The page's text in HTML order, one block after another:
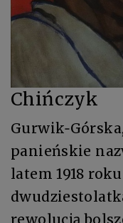
Chińczyk
panieńskie
latem 1918
rewolucją